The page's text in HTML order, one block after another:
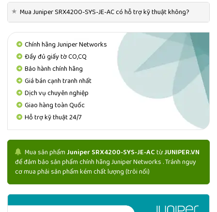
SẢN PHẨMJUNIPER SRX4200-SYS-JE-ACĐƯỢC PHÂN
PHỐI CHÍNH HÃNG BỞI
JUNIPER.VN - NHÀ PHÂN PHỐI THIẾT BỊ MẠNG JUNIPER
UY TÍN, DANH TIẾNG
JUNIPER.VN phân phốiJuniper SRX4200-SYS-JE-AC
chính
hãng uy tín số 1️⃣ Việt Nam
Email báo giáJuniper SRX4200-SYS-JE-AC
info@juniper.vn
Liên hệ Hotline JUNIPER.VN
0522 388 688 - 0568 388
688
★ Mua Juniper SRX4200-SYS-JE-AC có hỗ trợ kỹ thuật không?
Chính hãng Juniper Networks
Đầy đủ giấy tờ CO,CQ
Bảo hành chính hãng
Giá bán cạnh tranh nhất
Dịch vụ chuyên nghiệp
Giao hàng toàn Quốc
Hỗ trợ kỹ thuật 24/7
Mua sản phẩmJuniper SRX4200-SYS-JE-ACtừJUNIPER.VN
để đảm bảo sản phẩm chính hãng Juniper Networks . Tránh nguy
cơ mua phải sản phẩm kém chất lượng (trôi nổi)